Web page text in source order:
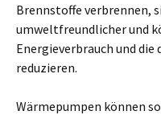
Brennstoffe verbrennen,
umweltfreundlicher und
Energieverbrauch und
reduzieren.
Wärmepumpen können